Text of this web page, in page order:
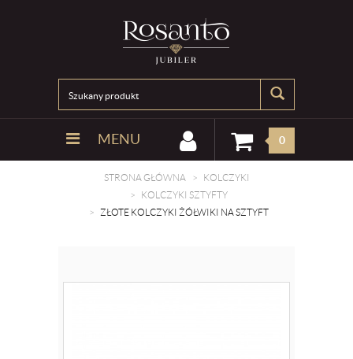
MENU 0
STRONA GŁÓWNA
KOLCZYKI
KOLCZYKI SZTYFTY
ZŁOTE KOLCZYKI ŻÓŁWIKI NA SZTYFT